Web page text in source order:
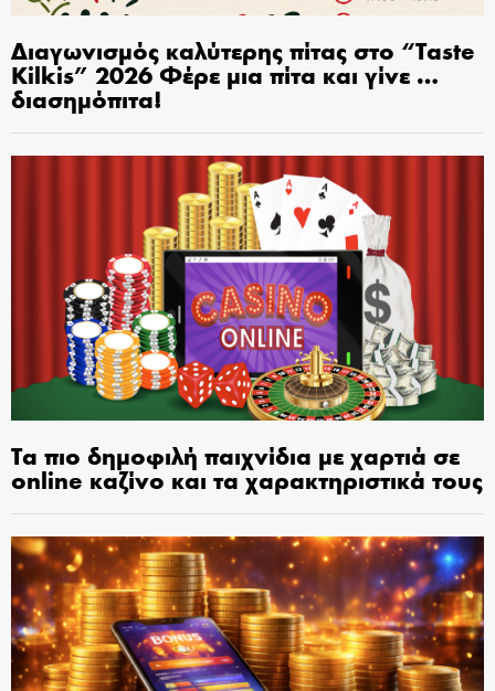
Διαγωνισμός καλύτερης πίτας στο “Taste
Kilkis” 2026 Φέρε μια πίτα και γίνε …
διασημόπιτα!
Τα πιο δημοφιλή παιχνίδια με χαρτιά σε
online καζίνο και τα χαρακτηριστικά τους